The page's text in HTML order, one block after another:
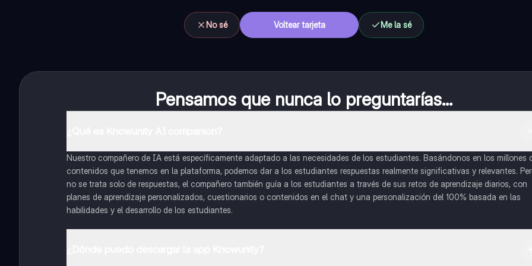
No sé Voltear tarjeta Me la sé
Pensamos que nunca lo preguntarías...
Nuestro compañero de IA está específicamente adaptado a las necesidades de los estudiantes. Basándonos en los millones
contenidos que tenemos en la plataforma, podemos dar a los estudiantes respuestas realmente significativas y relevantes.
no se trata solo de respuestas, el compañero también guía a los estudiantes a través de sus retos de aprendizaje diarios, con
planes de aprendizaje personalizados, cuestionarios o contenidos en el chat y una personalización del 100% basada en las
habilidades y el desarrollo de los estudiantes.